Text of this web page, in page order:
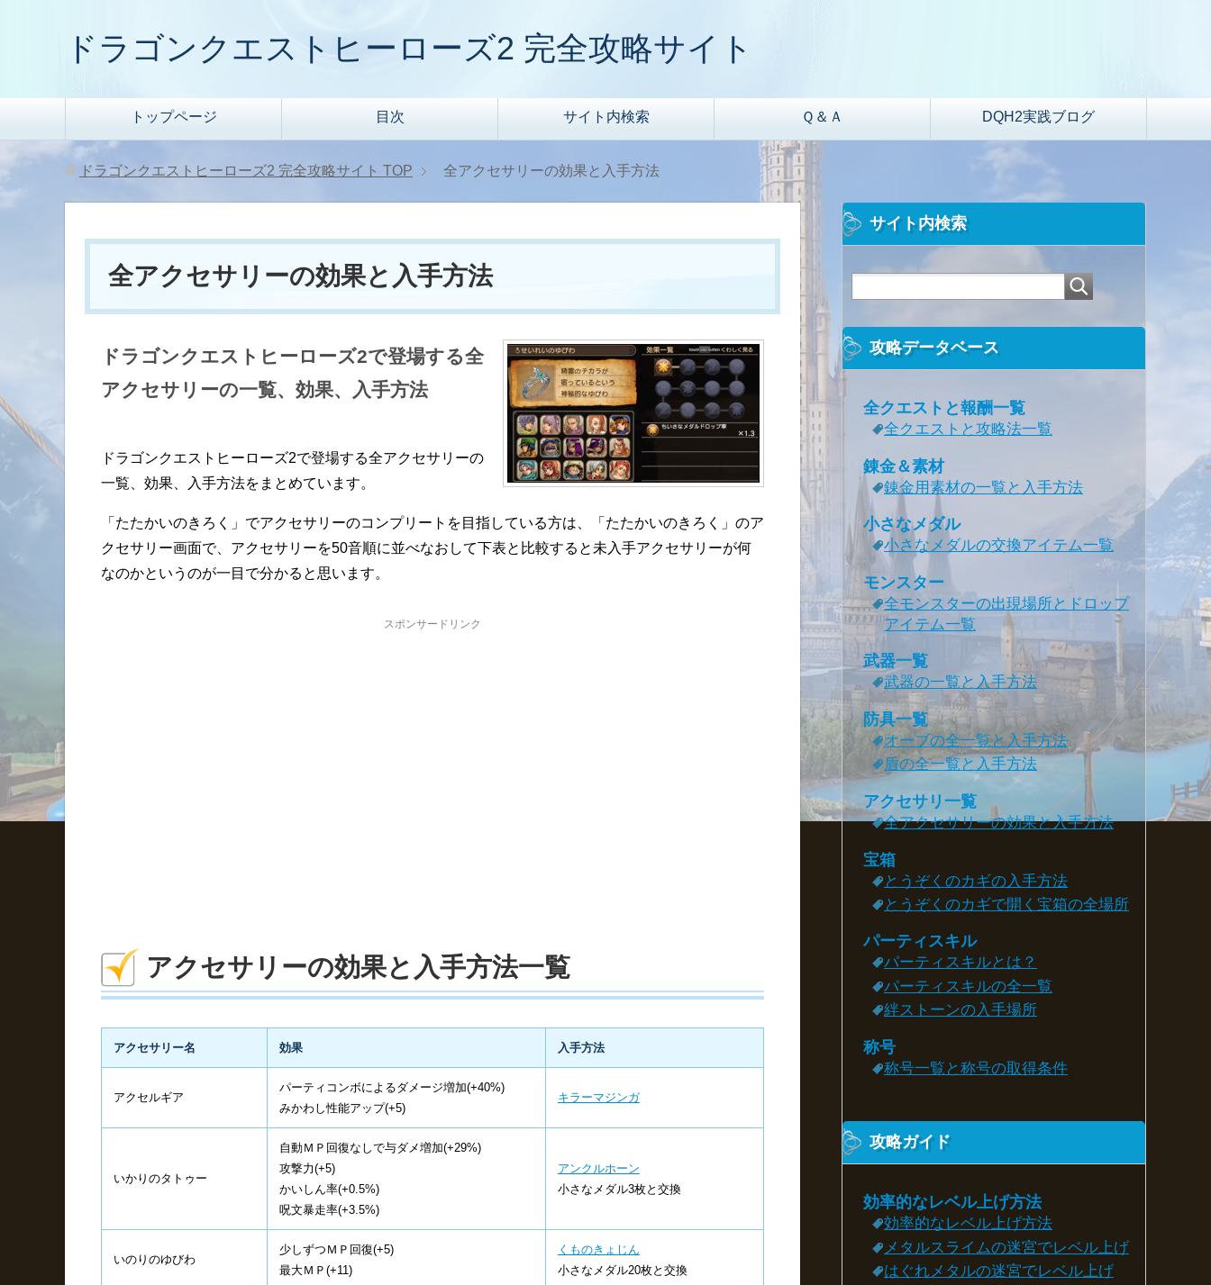
ドラゴンクエストヒーローズ2 完全攻略サイト
トップページ 目次 サイト内検索 Ｑ＆Ａ DQH2実践ブログ
ドラゴンクエストヒーローズ2 完全攻略サイト TOP 全アクセサリーの効果と入手方法
全アクセサリーの効果と入手方法
ドラゴンクエストヒーローズ2で登場する全
アクセサリーの一覧、効果、入手方法
ドラゴンクエストヒーローズ2で登場する全アクセサリーの
一覧、効果、入手方法をまとめています。
「たたかいのきろく」でアクセサリーのコンプリートを目指している方は、「たたかいのきろく」のア
クセサリー画面で、アクセサリーを50音順に並べなおして下表と比較すると未入手アクセサリーが何
なのかというのが一目で分かると思います。
スポンサードリンク
アクセサリーの効果と入手方法一覧
アクセサリー名 効果 入手方法
アクセルギア
パーティコンボによるダメージ増加(+40%)
みかわし性能アップ(+5)
キラーマジンガ
いかりのタトゥー
自動ＭＰ回復なしで与ダメ増加(+29%)
攻撃力(+5)
かいしん率(+0.5%)
呪文暴走率(+3.5%)
アンクルホーン
小さなメダル3枚と交換
いのりのゆびわ
少しずつＭＰ回復(+5)
最大ＭＰ(+11)
くものきょじん
小さなメダル20枚と交換
サイト内検索
攻略データベース
全クエストと報酬一覧
全クエストと攻略法一覧
錬金＆素材
錬金用素材の一覧と入手方法
小さなメダル
小さなメダルの交換アイテム一覧
モンスター
全モンスターの出現場所とドロップ
アイテム一覧
武器一覧
武器の一覧と入手方法
防具一覧
オーブの全一覧と入手方法
盾の全一覧と入手方法
アクセサリ一覧
全アクセサリーの効果と入手方法
宝箱
とうぞくのカギの入手方法
とうぞくのカギで開く宝箱の全場所
パーティスキル
パーティスキルとは？
パーティスキルの全一覧
絆ストーンの入手場所
称号
称号一覧と称号の取得条件
攻略ガイド
効率的なレベル上げ方法
効率的なレベル上げ方法
メタルスライムの迷宮でレベル上げ
はぐれメタルの迷宮でレベル上げ